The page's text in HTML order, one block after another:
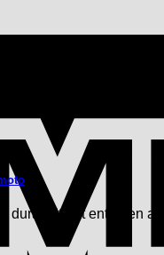
durabilité et entretien